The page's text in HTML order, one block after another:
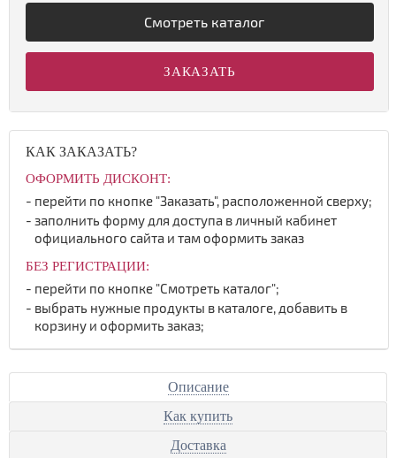
Смотреть каталог
ЗАКАЗАТЬ
КАК ЗАКАЗАТЬ?
ОФОРМИТЬ ДИСКОНТ:
перейти по кнопке "Заказать", расположенной сверху;
заполнить форму для доступа в личный кабинет
официального сайта и там оформить заказ
БЕЗ РЕГИСТРАЦИИ:
перейти по кнопке "Смотреть каталог";
выбрать нужные продукты в каталоге, добавить в
корзину и оформить заказ;
Описание
Как купить
Доставка